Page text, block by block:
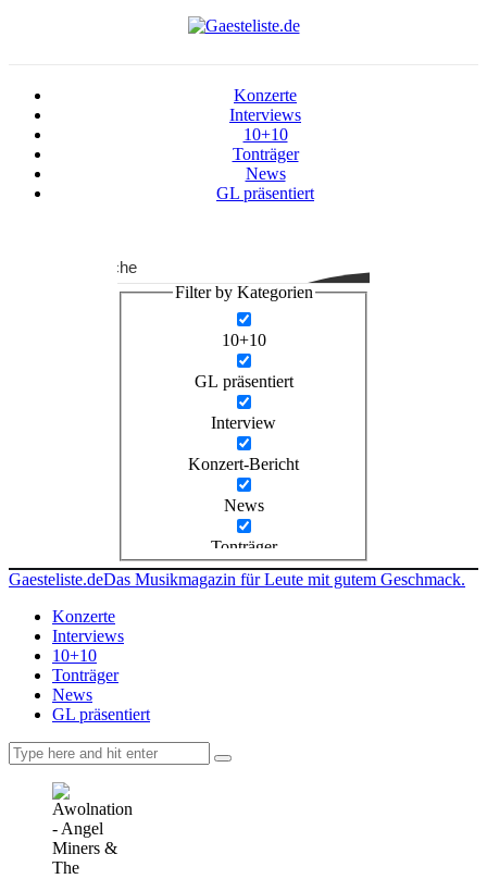
Konzerte
Interviews
10+10
Tonträger
News
GL präsentiert
Suche
Filter by Kategorien
10+10
GL präsentiert
Interview
Konzert-Bericht
News
Tonträger
Gaesteliste.deDas Musikmagazin für Leute mit gutem Geschmack.
Konzerte
Interviews
10+10
Tonträger
News
GL präsentiert